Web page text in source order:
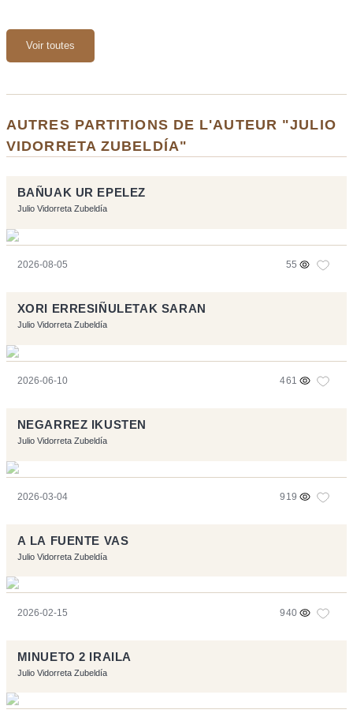
Voir toutes
AUTRES PARTITIONS DE L'AUTEUR "JULIO
VIDORRETA ZUBELDÍA"
BAÑUAK UR EPELEZ
Julio Vidorreta Zubeldía
2026-08-05 55
XORI ERRESIÑULETAK SARAN
Julio Vidorreta Zubeldía
2026-06-10 461
NEGARREZ IKUSTEN
Julio Vidorreta Zubeldía
2026-03-04 919
A LA FUENTE VAS
Julio Vidorreta Zubeldía
2026-02-15 940
MINUETO 2 IRAILA
Julio Vidorreta Zubeldía